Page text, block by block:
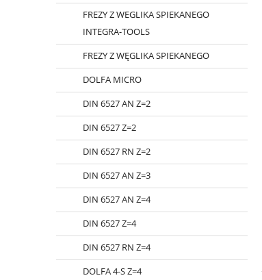
FREZY Z WEGLIKA SPIEKANEGO
INTEGRA-TOOLS
FREZY Z WĘGLIKA SPIEKANEGO
DOLFA MICRO
DIN 6527 AN Z=2
DIN 6527 Z=2
DIN 6527 RN Z=2
DIN 6527 AN Z=3
DIN 6527 AN Z=4
DIN 6527 Z=4
DIN 6527 RN Z=4
DOLFA 4-S Z=4